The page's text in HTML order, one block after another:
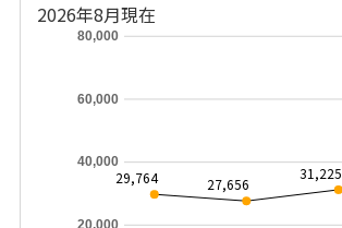
2026年8月現在
20,000
40,000
60,000
80,000
29,764 27,656
31,225